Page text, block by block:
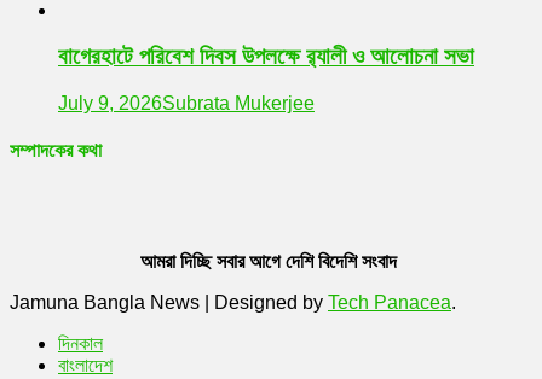
বাগেরহাটে পরিবেশ দিবস উপলক্ষে র‌্যালী ও আলোচনা সভা
July 9, 2026Subrata Mukerjee
সম্পাদকের কথা
আমরা দিচ্ছি সবার আগে দেশি বিদেশি সংবাদ
Jamuna Bangla News
Designed by Tech Panacea.
দিনকাল
বাংলাদেশ